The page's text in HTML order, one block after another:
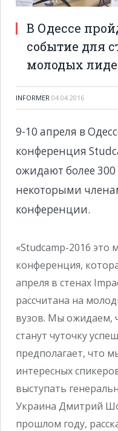
В Одессе
событие для
молодых
INFORMER 04.04.2016
9-10 апреля в
конференция
ожидают более
некоторыми
конференции.
«Studcamp-2016 это
конференция,
апреля в стенах
рассчитана на
вузов. Мы ожидаем,
станут чуточку
предполагает, что
интересных
выступать
Украина Дмитрий
прошлом году,